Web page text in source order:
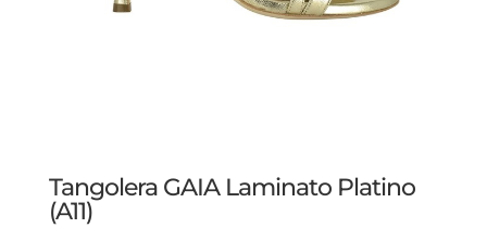
Tangolera GAIA Laminato Platino
(A11)